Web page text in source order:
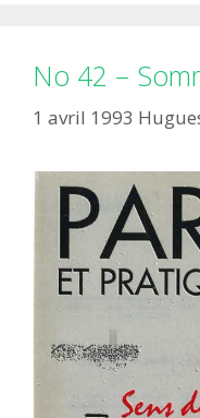
No 42 –
1 avril 1993